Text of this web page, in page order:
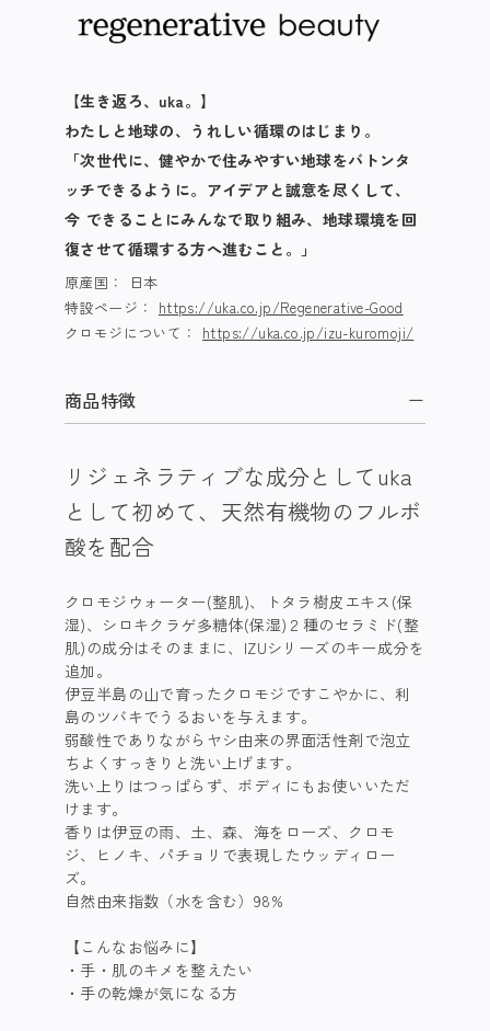
【生き返ろ、uka。】
わたしと地球の、うれしい循環のはじまり。
「次世代に、健やかで住みやすい地球をバトンタ
ッチできるように。アイデアと誠意を尽くして、
今 できることにみんなで取り組み、地球環境を回
復させて循環する方へ進むこと。」
原産国：
日本
特設ページ：
https://uka.co.jp/Regenerative-Good
クロモジについて：
https://uka.co.jp/izu-kuromoji/
商品特徴
リジェネラティブな成分としてuka
として初めて、天然有機物のフルボ
酸を配合
クロモジウォーター(整肌)、トタラ樹皮エキス(保
湿)、シロキクラゲ多糖体(保湿)２種のセラミド(整
肌)の成分はそのままに、IZUシリーズのキー成分を
追加。
伊豆半島の山で育ったクロモジですこやかに、利
島のツバキでうるおいを与えます。
弱酸性でありながらヤシ由来の界面活性剤で泡立
ちよくすっきりと洗い上げます。
洗い上りはつっぱらず、ボディにもお使いいただ
けます。
​ 香りは伊豆の雨、土、森、海をローズ、クロモ
ジ、ヒノキ、パチョリで表現したウッディロー
ズ。 ​
自然由来指数（水を含む）98%
【こんなお悩みに】
手・肌のキメを整えたい
手の乾燥が気になる方